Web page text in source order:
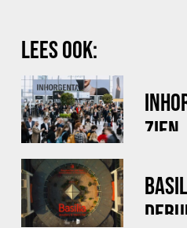
LEES OOK:
ZIEN